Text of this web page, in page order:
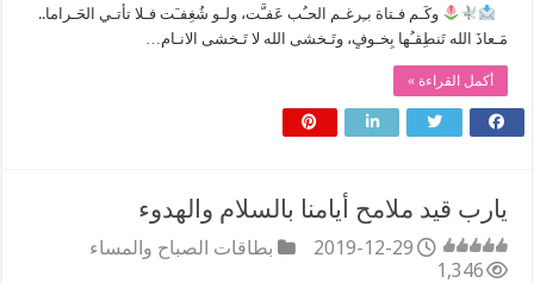
‏وكَـم فـتاة بـِرغـم الحـُب عَفـَّت، ولـو شُغِفـَت فـلا تأتـي الحَـراما..
مَـعاذَ الله تَنطِقـُها بِخـوفٍ، وتَـخشى الله لا تَـخشى الانـام…
أكمل القراءة »
‏يارب قيد ملامح أيامنا بالسلام والهدوء
2019-12-29
بطاقات الصباح والمساء
1,346